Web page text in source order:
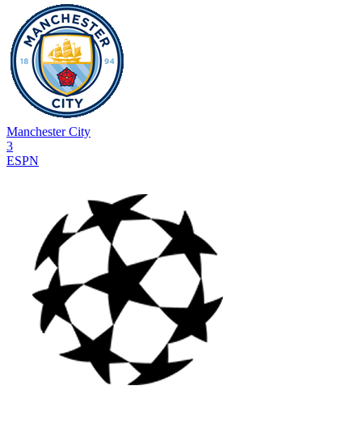
Manchester City
3
ESPN